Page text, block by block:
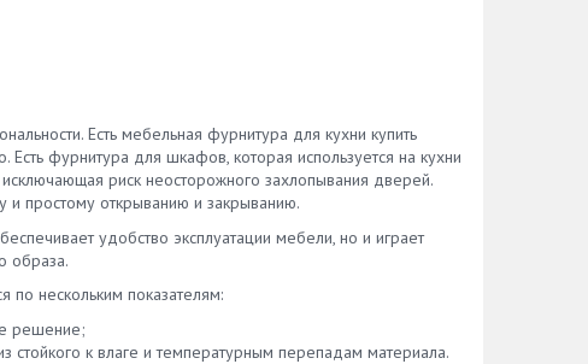
и
Мы
и
из
рады
Есть мебельная фурнитура для кухни купить
фурнитура для шкафов, которая используется на кухни
риск неосторожного захлопывания дверей.
и простому открыванию и закрыванию.
удобство эксплуатации мебели, но и играет
образа.
нескольким показателям:
решение;
стойкого к влаге и температурным перепадам материала.